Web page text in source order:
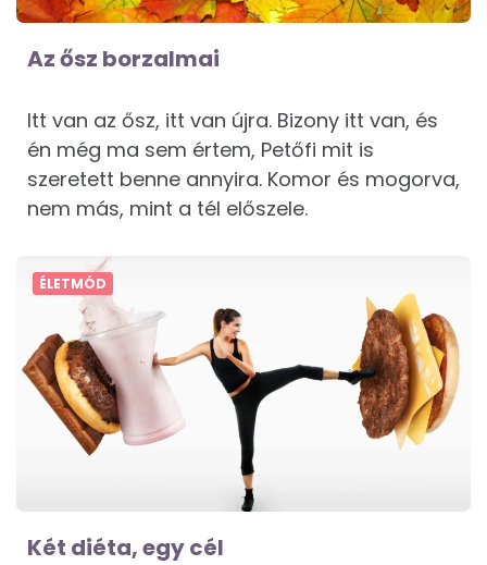
Az ősz borzalmai
Itt van az ősz, itt van újra. Bizony itt van, és
én még ma sem értem, Petőfi mit is
szeretett benne annyira. Komor és mogorva,
nem más, mint a tél előszele.
ÉLETMÓD
Két diéta, egy cél